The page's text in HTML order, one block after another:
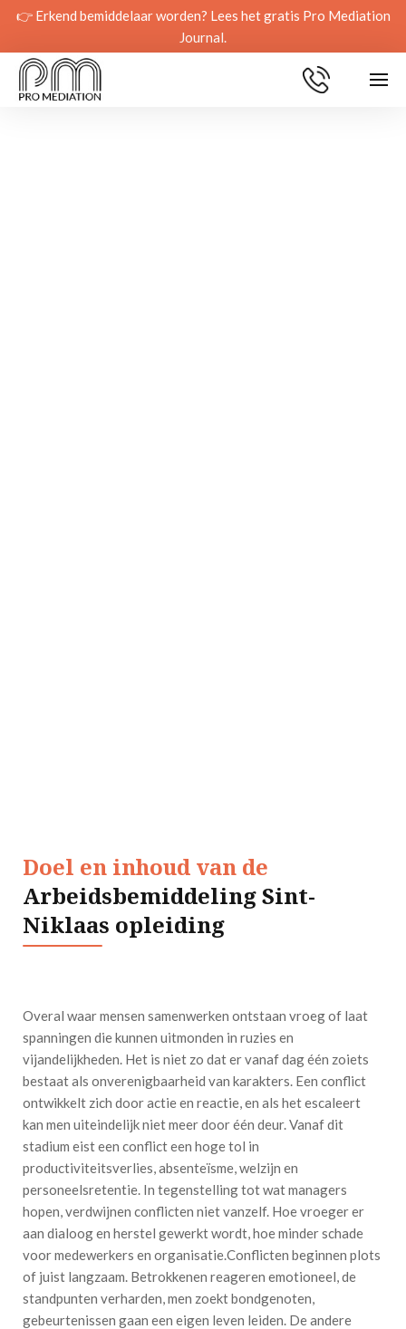
👉 Erkend bemiddelaar worden? Lees het gratis Pro Mediation
Journal.
Doel en inhoud van de
Arbeidsbemiddeling Sint-
Niklaas opleiding
Overal waar mensen samenwerken ontstaan vroeg of laat
spanningen die kunnen uitmonden in ruzies en
vijandelijkheden. Het is niet zo dat er vanaf dag één zoiets
bestaat als onverenigbaarheid van karakters. Een conflict
ontwikkelt zich door actie en reactie, en als het escaleert
kan men uiteindelijk niet meer door één deur. Vanaf dit
stadium eist een conflict een hoge tol in
productiviteitsverlies, absenteïsme, welzijn en
personeelsretentie. In tegenstelling tot wat managers
hopen, verdwijnen conflicten niet vanzelf. Hoe vroeger er
aan dialoog en herstel gewerkt wordt, hoe minder schade
voor medewerkers en organisatie.Conflicten beginnen plots
of juist langzaam. Betrokkenen reageren emotioneel, de
standpunten verharden, men zoekt bondgenoten,
gebeurtenissen gaan een eigen leven leiden. De andere